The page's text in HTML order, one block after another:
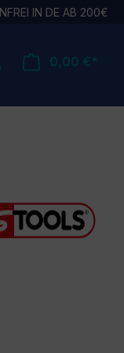
IN DE AB 200€
0,00 €*